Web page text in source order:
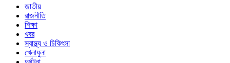
জাতীয়
রাজনীতি
শিক্ষা
খবর
স্বাস্থ্য ও চিকিৎসা
খেলাধুলা